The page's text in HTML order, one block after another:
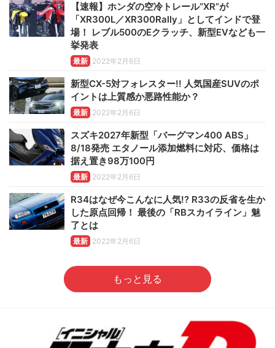
【速報】ホンダの空冷トレール“XR”が
「XR300L／XR300Rally」としてインドで登
場！ レブル500のEクラッチ、新型EVなども一
挙発表
最新 2022年2月6日
新型CX-5対フォレスター!! 人気国産SUVのポ
イントは上質感か悪路性能か？
最新 2022年2月6日
スズキ2027年新型「バーグマン400 ABS」
8/18発売 エタノール添加燃料に対応、価格は
据え置き98万100円
最新 2022年2月6日
R34はなぜ今こんなに人気!? R33の反省を生か
した原点回帰！ 最後の「RBスカイライン」魅
了とは
最新 2022年2月6日
もっと見る